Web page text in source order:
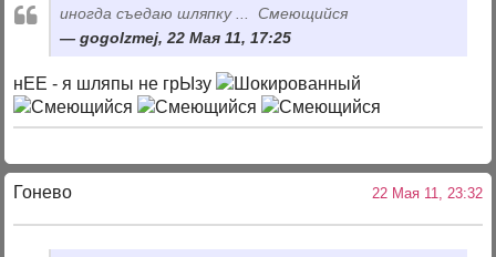
иногда съедаю шляпку ... Смеющийся
gogolzmej, 22 Мая 11, 17:25
нЕЕ - я шляпы не грЫзу
Гонево 22 Мая 11, 23:32